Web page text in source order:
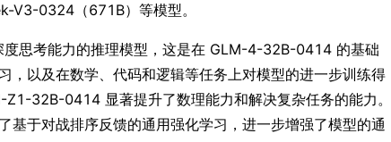
V3-0324（671B）等模型。
思考能力的推理模型，这是在 GLM-4-32B-0414 的基础
，以及在数学、代码和逻辑等任务上对模型的进一步训练得
32B-0414 显著提升了数理能力和解决复杂任务的能力。
基于对战排序反馈的通用强化学习，进一步增强了模型的通